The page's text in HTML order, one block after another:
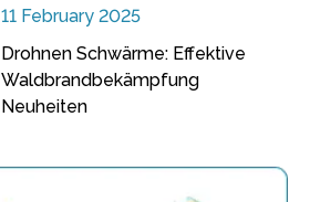
11 February 2025
Drohnen Schwärme: Effektive
Waldbrandbekämpfung
Neuheiten